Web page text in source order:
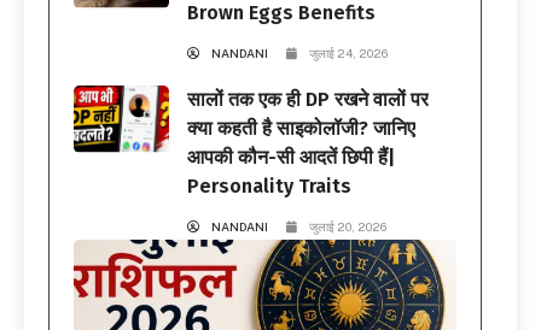
Brown Eggs Benefits
NANDANI जुलाई 24, 2026
सालों तक एक ही DP रखने वालों पर
क्या कहती है साइकोलॉजी? जानिए
आपकी कौन-सी आदतें छिपी हैं|
Personality Traits
NANDANI जुलाई 20, 2026